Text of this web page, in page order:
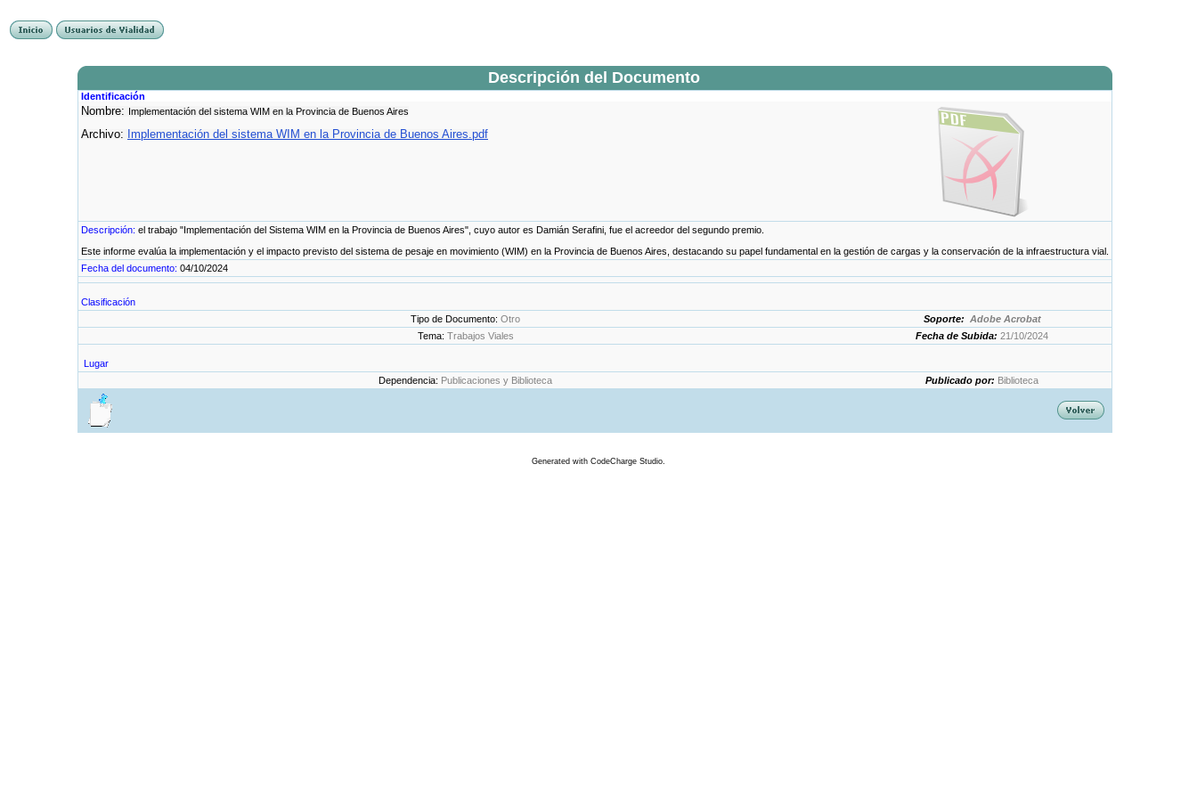
Descripción del Documento
Identificación
Nombre: Implementación del sistema WIM en la Provincia de Buenos Aires
Archivo: Implementación del sistema WIM en la Provincia de Buenos Aires.pdf
Descripción: el trabajo "Implementación del Sistema WIM en la Provincia de Buenos Aires", cuyo autor es Damián Serafini, fue el acreedor del segundo premio.
Este informe evalúa la implementación y el impacto previsto del sistema de pesaje en movimiento (WIM) en la Provincia de Buenos Aires, destacando su papel fundamental en la gestión de cargas y la conservación de la infraestructura vial.
Fecha del documento: 04/10/2024
Clasificación
Tipo de Documento: Otro Soporte: Adobe Acrobat
Tema: Trabajos Viales Fecha de Subida: 21/10/2024
Lugar
Dependencia: Publicaciones y Biblioteca Publicado por: Biblioteca
Generated with CodeCharge Studio.